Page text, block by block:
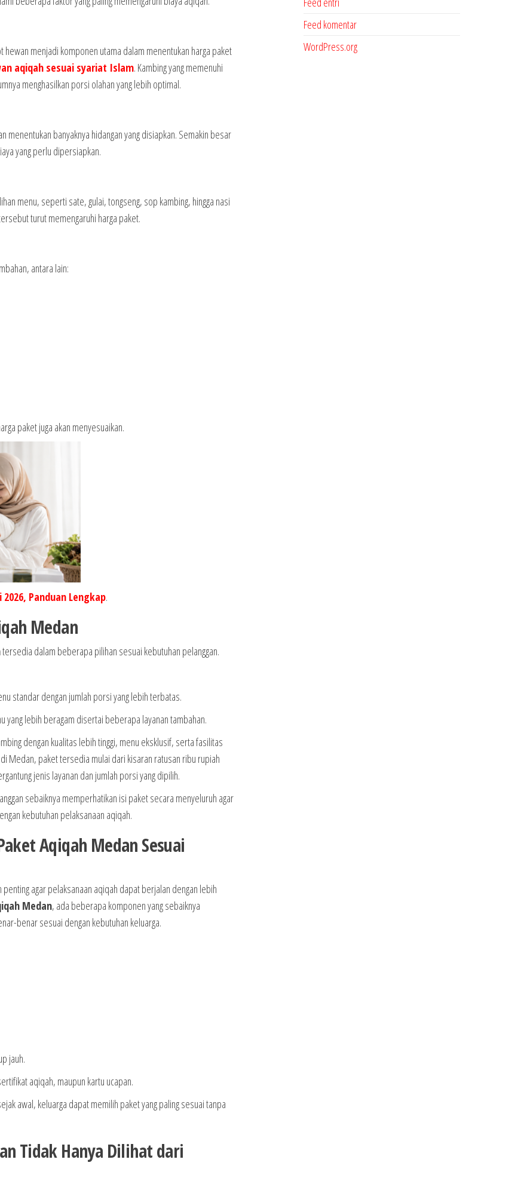
menjadi komponen utama dalam menentukan harga paket
aqiqah sesuai syariat Islam. Kambing yang memenuhi
menghasilkan porsi olahan yang lebih optimal.
menentukan banyaknya hidangan yang disiapkan. Semakin besar
yang perlu dipersiapkan.
menu, seperti sate, gulai, tongseng, sop kambing, hingga nasi
turut memengaruhi harga paket.
antara lain:
paket juga akan menyesuaikan.
Panduan Lengkap.
Medan
tersedia dalam beberapa pilihan sesuai kebutuhan pelanggan.
standar dengan jumlah porsi yang lebih terbatas.
yang lebih beragam disertai beberapa layanan tambahan.
dengan kualitas lebih tinggi, menu eksklusif, serta fasilitas
Medan, paket tersedia mulai dari kisaran ratusan ribu rupiah
jenis layanan dan jumlah porsi yang dipilih.
sebaiknya memperhatikan isi paket secara menyeluruh agar
kebutuhan pelaksanaan aqiqah.
Aqiqah Medan Sesuai
agar pelaksanaan aqiqah dapat berjalan dengan lebih
Medan, ada beberapa komponen yang sebaiknya
benar sesuai dengan kebutuhan keluarga.
jauh.
aqiqah, maupun kartu ucapan.
awal, keluarga dapat memilih paket yang paling sesuai tanpa
Tidak Hanya Dilihat dari
Feed komentar
WordPress.org